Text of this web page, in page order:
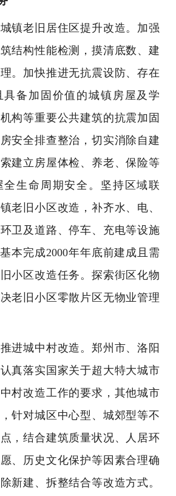
老旧居住区提升改造。加强
结构性能检测，摸清底数、建
。加快推进无抗震设防、存在
具备加固价值的城镇房屋及学
构等重要公共建筑的抗震加固
安全排查整治，切实消除自建
建立房屋体检、养老、保险等
全生命周期安全。坚持区域联
老旧小区改造，补齐水、电、
卫及道路、停车、充电等设施
本完成2000年年底前建成且需
小区改造任务。探索街区化物
老旧小区零散片区无物业管理
城中村改造。郑州市、洛阳
真落实国家关于超大特大城市
村改造工作的要求，其他城市
针对城区中心型、城郊型等不
，结合建筑质量状况、人居环
、历史文化保护等因素合理确
新建、拆整结合等改造方式。